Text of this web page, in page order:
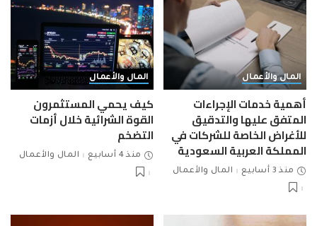
المال والأعمال
أهمية خدمات الإجراءات
المتفق عليها والتدقيق
للأغراض الخاصة للشركات في
المملكة العربية السعودية
منذ 3 أسابيع المال والأعمال
المال والأعمال
كيف يحمي المستثمرون
القوة الشرائية خلال أزمات
التضخم
منذ 4 أسابيع المال والأعمال